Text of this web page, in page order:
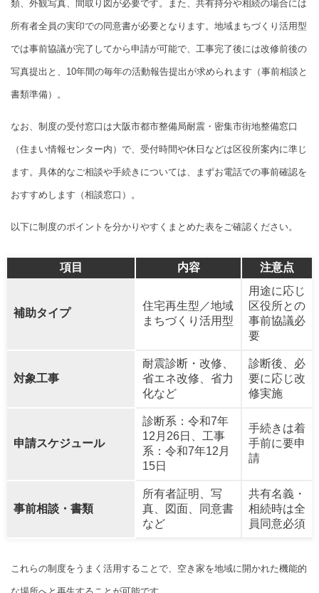
類、外観写真、間取り図が必要です。また、共有持分や相続の場合には
所有者全員の実印での同意書が必要となります。地域まちづくり活用型
では事前協議が完了してから申請が可能で、工事完了後には改修前後の
写真提出と、10年間の毎年の活動報告提出が求められます（事前相談と
書類準備）。
なお、制度の受付窓口は大阪市都市整備局耐震・密集市街地整備窓口
（住まい情報センター内）で、受付時間や休日などは区役所案内に準じ
ます。具体的なご相談や手続きについては、まずお電話での事前確認を
おすすめします（相談窓口）。
以下に制度のポイントを分かりやすくまとめた表をご確認ください。
項目 内容 注意点
補助タイプ
住宅再生型／地域
まちづくり活用型
用途に応じ
区役所との
事前協議必
要
対象工事
耐震診断・改修、
省エネ改修、省力
化など
診断後、必
要に応じ改
修実施
申請スケジュール
診断系：令和7年
12月26日、工事
系：令和7年12月
15日
手続きは着
手前に要申
請
事前相談・書類
所有者証明、写
真、図面、同意書
など
共有名義・
相続時は全
員同意必須
これらの制度をうまく活用することで、空き家を地域に開かれた機能的